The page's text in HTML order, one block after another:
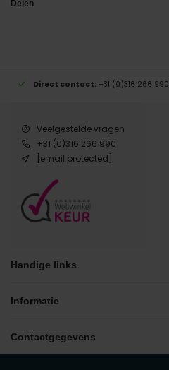
Delen
Direct contact: +31 (0)316 266 990
Veelgestelde vragen
+31 (0)316 266 990
[email protected]
Handige links
Informatie
Contactgegevens